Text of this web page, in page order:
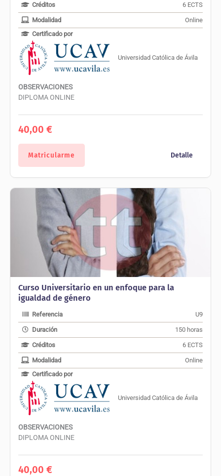
Créditos 6 ECTS
Modalidad
Online
Certificado por
Universidad Católica de Ávila
OBSERVACIONES
DIPLOMA ONLINE
40,00€
Matricularme Detalle
Curso Universitario en un enfoque para la
igualdad de género
Referencia U9
Duración 150 horas
Créditos 6 ECTS
Modalidad
Online
Certificado por
Universidad Católica de Ávila
OBSERVACIONES
DIPLOMA ONLINE
40,00€